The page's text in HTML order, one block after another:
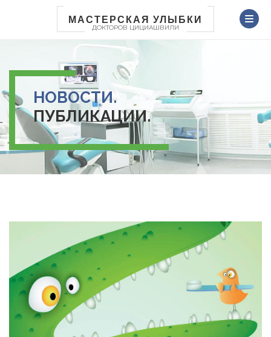
МАСТЕРСКАЯ УЛЫБКИ
ДОКТОРОВ ЦИЦИАШВИЛИ
НОВОСТИ.
ПУБЛИКАЦИИ.